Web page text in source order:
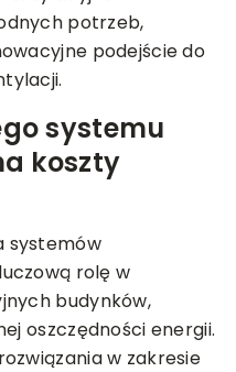
potrzeb,
podejście do
systemu
koszty
systemów
rolę w
budynków,
oszczędności energii.
w zakresie